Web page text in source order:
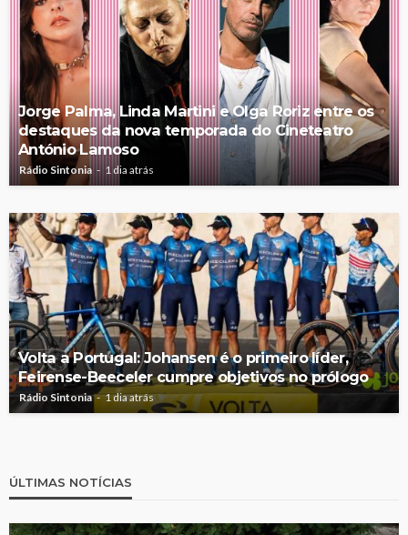
Jorge Palma, Linda Martini e Olga Roriz entre os
destaques da nova temporada do Cineteatro
António Lamoso
Rádio Sintonia 1 dia atrás
Volta a Portugal: Johansen é o primeiro líder,
Feirense-Beeceler cumpre objetivos no prólogo
Rádio Sintonia 1 dia atrás
ÚLTIMAS NOTÍCIAS